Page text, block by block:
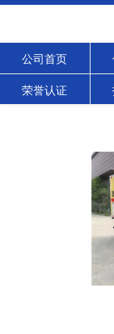
公司首页
荣誉认证